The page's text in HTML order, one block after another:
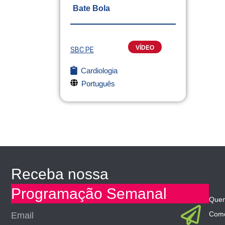
Bate Bola
SBC PE VÍDEO
Cardiologia
Português
Receba nossa
Programação Semanal
Email